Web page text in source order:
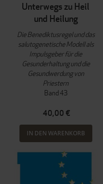
Unterwegs zu Heil
und Heilung
Die Benediktusregel und das
salutogenetische Modell als
Impulsgeber für die
Gesunderhaltung und die
Gesundwerdung von
Priestern
Band 43
40,00 €
IN DEN WARENKORB